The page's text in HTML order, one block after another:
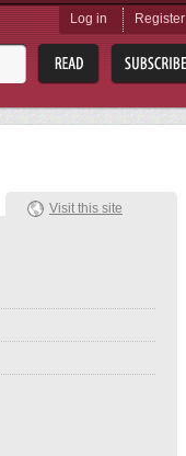
Log in Register
Visit this site